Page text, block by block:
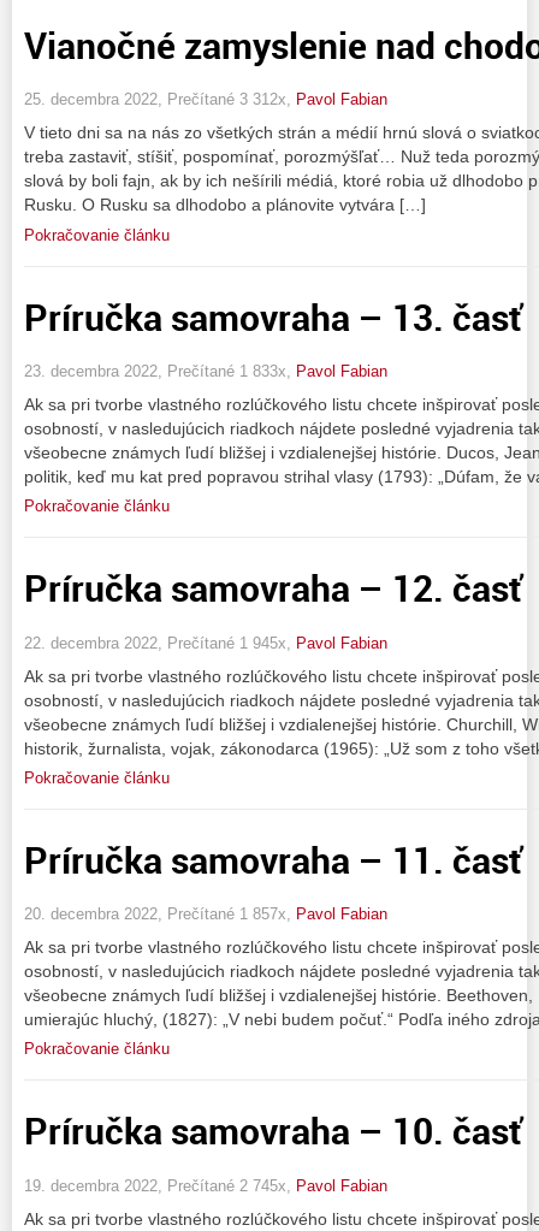
Vianočné zamyslenie nad
25. decembra 2022, Prečítané 3 312x, Pavol Fabian
V tieto dni sa na nás zo všetkých strán a médií hrnú slová o
treba zastaviť, stíšiť, pospomínať, porozmýšľať… Nuž teda
slová by boli fajn, ak by ich nešírili médiá, ktoré robia už dlhodobo
Rusku. O Rusku sa dlhodobo a plánovite vytvára […]
Pokračovanie článku
Príručka samovraha – 13. časť
23. decembra 2022, Prečítané 1 833x, Pavol Fabian
Ak sa pri tvorbe vlastného rozlúčkového listu chcete inšpirovať
osobností, v nasledujúcich riadkoch nájdete posledné vyjadrenia
všeobecne známych ľudí bližšej i vzdialenejšej histórie. Ducos,
politik, keď mu kat pred popravou strihal vlasy (1793): „Dúfam, že
Pokračovanie článku
Príručka samovraha – 12. časť
22. decembra 2022, Prečítané 1 945x, Pavol Fabian
Ak sa pri tvorbe vlastného rozlúčkového listu chcete inšpirovať
osobností, v nasledujúcich riadkoch nájdete posledné vyjadrenia
všeobecne známych ľudí bližšej i vzdialenejšej histórie. Churchill,
historik, žurnalista, vojak, zákonodarca (1965): „Už som z toho
Pokračovanie článku
Príručka samovraha – 11. časť
20. decembra 2022, Prečítané 1 857x, Pavol Fabian
Ak sa pri tvorbe vlastného rozlúčkového listu chcete inšpirovať
osobností, v nasledujúcich riadkoch nájdete posledné vyjadrenia
všeobecne známych ľudí bližšej i vzdialenejšej histórie.
umierajúc hluchý, (1827): „V nebi budem počuť.“ Podľa iného
Pokračovanie článku
Príručka samovraha – 10. časť
19. decembra 2022, Prečítané 2 745x, Pavol Fabian
Ak sa pri tvorbe vlastného rozlúčkového listu chcete inšpirovať